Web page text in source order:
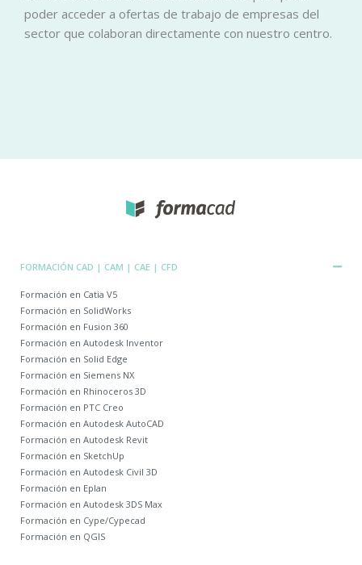
poder acceder a ofertas de trabajo de empresas del
sector que colaboran directamente con nuestro centro.
FORMACIÓN CAD | CAM | CAE | CFD
Formación en Catia V5
Formación en SolidWorks
Formación en Fusion 360
Formación en Autodesk Inventor
Formación en Solid Edge
Formación en Siemens NX
Formación en Rhinoceros 3D
Formación en PTC Creo
Formación en Autodesk AutoCAD
Formación en Autodesk Revit
Formación en SketchUp
Formación en Autodesk Civil 3D
Formación en Eplan
Formación en Autodesk 3DS Max
Formación en Cype/Cypecad
Formación en QGIS